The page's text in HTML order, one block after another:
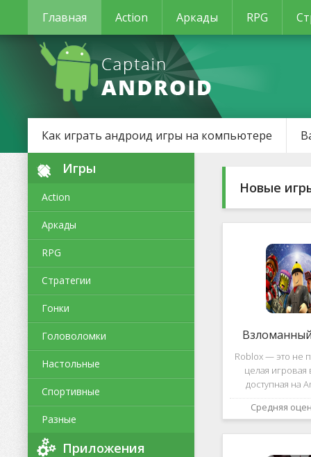
Главная Action Аркады RPG
Как играть андроид игры на компьютере
Игры
Action
Аркады
RPG
Стратегии
Гонки
Головоломки
Настольные
Спортивные
Разные
Приложения
Новые
Roblox — это не
целая игровая
доступная на
уникальная
позволяет не
и сценарии,
Средняя